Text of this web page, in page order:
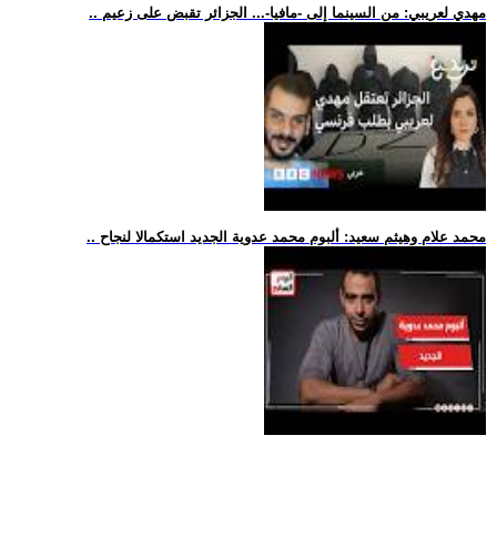
.. مهدي لعريبي: من السينما إلى -مافيا-... الجزائر تقبض على زعيم
.. محمد علام وهيثم سعيد: ألبوم محمد عدوية الجديد استكمالا لنجاح